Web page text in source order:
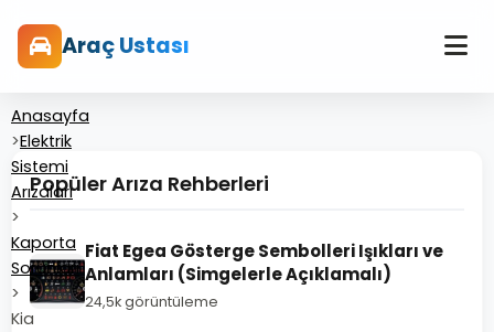
Araç Ustası
Anasayfa
>Elektrik
Sistemi
Arızaları
>
Kaporta
Sorunları
>
Kia
Popüler Arıza Rehberleri
Fiat Egea Gösterge Sembolleri Işıkları ve
Anlamları (Simgelerle Açıklamalı)
24,5k görüntüleme